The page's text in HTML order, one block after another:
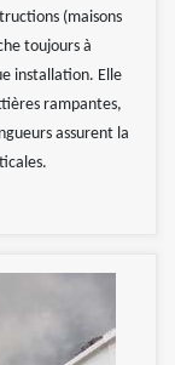
(maisons
toujours à
installation. Elle
rampantes,
assurent la